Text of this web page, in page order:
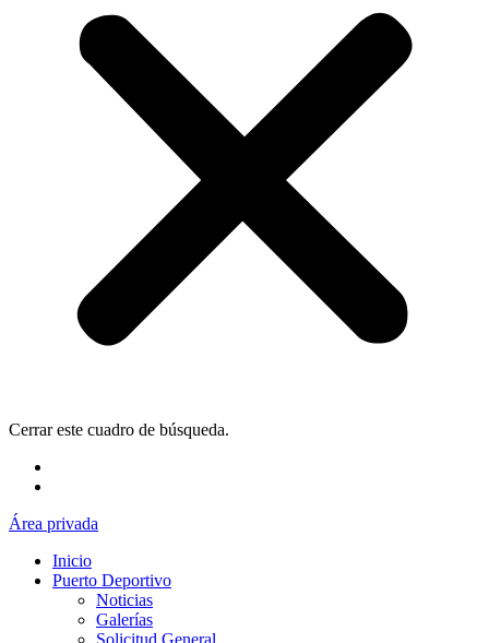
Cerrar este cuadro de búsqueda.
Área privada
Inicio
Puerto Deportivo
Noticias
Galerías
Solicitud General